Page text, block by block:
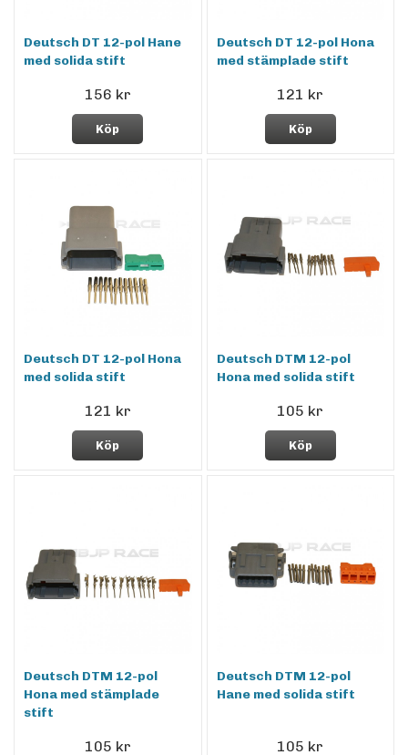
Deutsch DT 12-pol Hane
med solida stift
156 kr
Köp
Deutsch DT 12-pol Hona
med stämplade stift
121 kr
Köp
Deutsch DT 12-pol Hona
med solida stift
121 kr
Köp
Deutsch DTM 12-pol
Hona med solida stift
105 kr
Köp
Deutsch DTM 12-pol
Hona med stämplade
stift
105 kr
Deutsch DTM 12-pol
Hane med solida stift
105 kr